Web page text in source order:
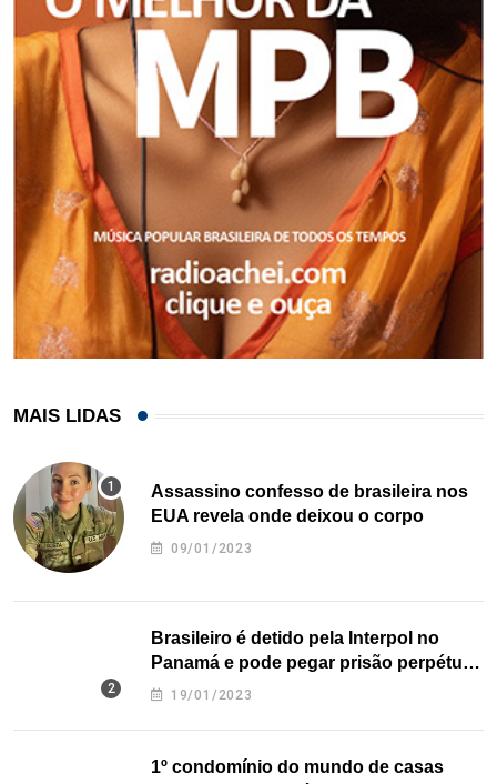
MAIS LIDAS
Assassino confesso de brasileira nos
EUA revela onde deixou o corpo
09/01/2023
Brasileiro é detido pela Interpol no
Panamá e pode pegar prisão perpétua
nos EUA
19/01/2023
1º condomínio do mundo de casas